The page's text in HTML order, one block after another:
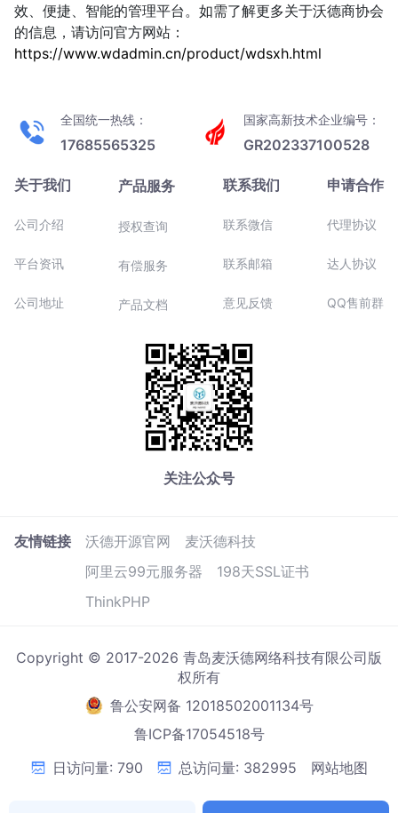
效、便捷、智能的管理平台。如需了解更多关于沃德商协会
的信息，请访问官方网站：
https://www.wdadmin.cn/product/wdsxh.html
全国统一热线：
17685565325
国家高新技术企业编号：
GR202337100528
关于我们
公司介绍
平台资讯
公司地址
产品服务
授权查询
有偿服务
产品文档
联系我们
联系微信
联系邮箱
意见反馈
申请合作
代理协议
达人协议
QQ售前群
关注公众号
友情链接 沃德开源官网
麦沃德科技
阿里云99元服务器
198天SSL证书
ThinkPHP
Copyright © 2017-2026 青岛麦沃德网络科技有限公司版
权所有
鲁公安网备 12018502001134号
鲁ICP备17054518号
日访问量: 790
总访问量: 382995 网站地图